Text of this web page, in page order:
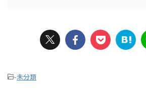
-未分類